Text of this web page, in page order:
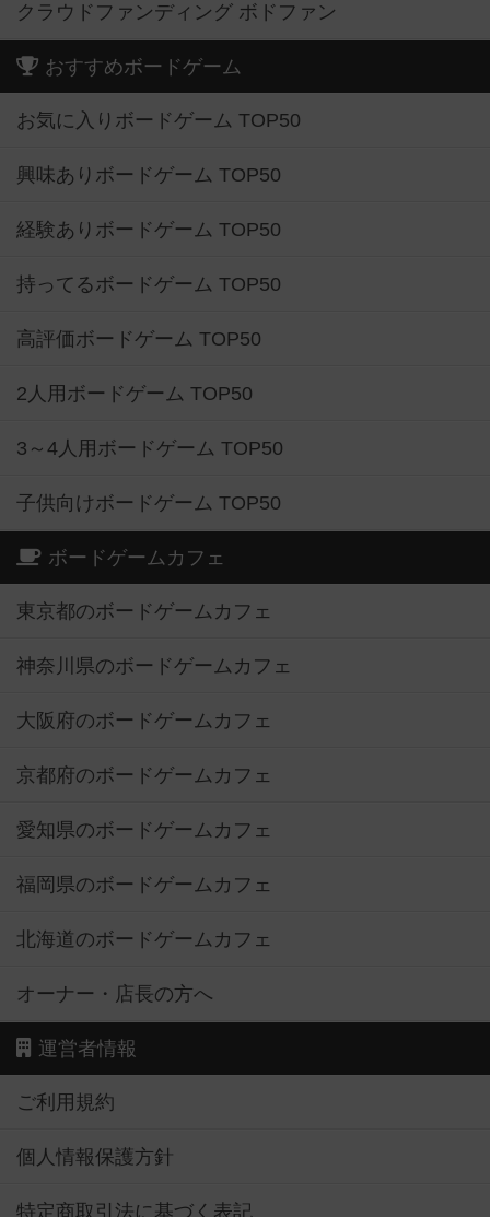
クラウドファンディング ボドファン
おすすめボードゲーム
お気に入りボードゲーム TOP50
興味ありボードゲーム TOP50
経験ありボードゲーム TOP50
持ってるボードゲーム TOP50
高評価ボードゲーム TOP50
2人用ボードゲーム TOP50
3～4人用ボードゲーム TOP50
子供向けボードゲーム TOP50
ボードゲームカフェ
東京都のボードゲームカフェ
神奈川県のボードゲームカフェ
大阪府のボードゲームカフェ
京都府のボードゲームカフェ
愛知県のボードゲームカフェ
福岡県のボードゲームカフェ
北海道のボードゲームカフェ
オーナー・店長の方へ
運営者情報
ご利用規約
個人情報保護方針
特定商取引法に基づく表記